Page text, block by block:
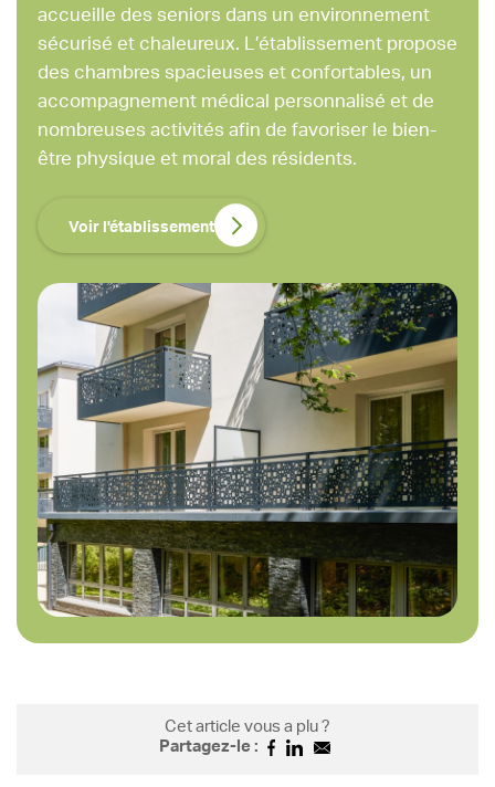
accueille des seniors dans un environnement
sécurisé et chaleureux. L’établissement propose
des chambres spacieuses et confortables, un
accompagnement médical personnalisé et de
nombreuses activités afin de favoriser le bien-
être physique et moral des résidents.
Voir l'établissement
Cet article vous a plu ?
Partagez-le :